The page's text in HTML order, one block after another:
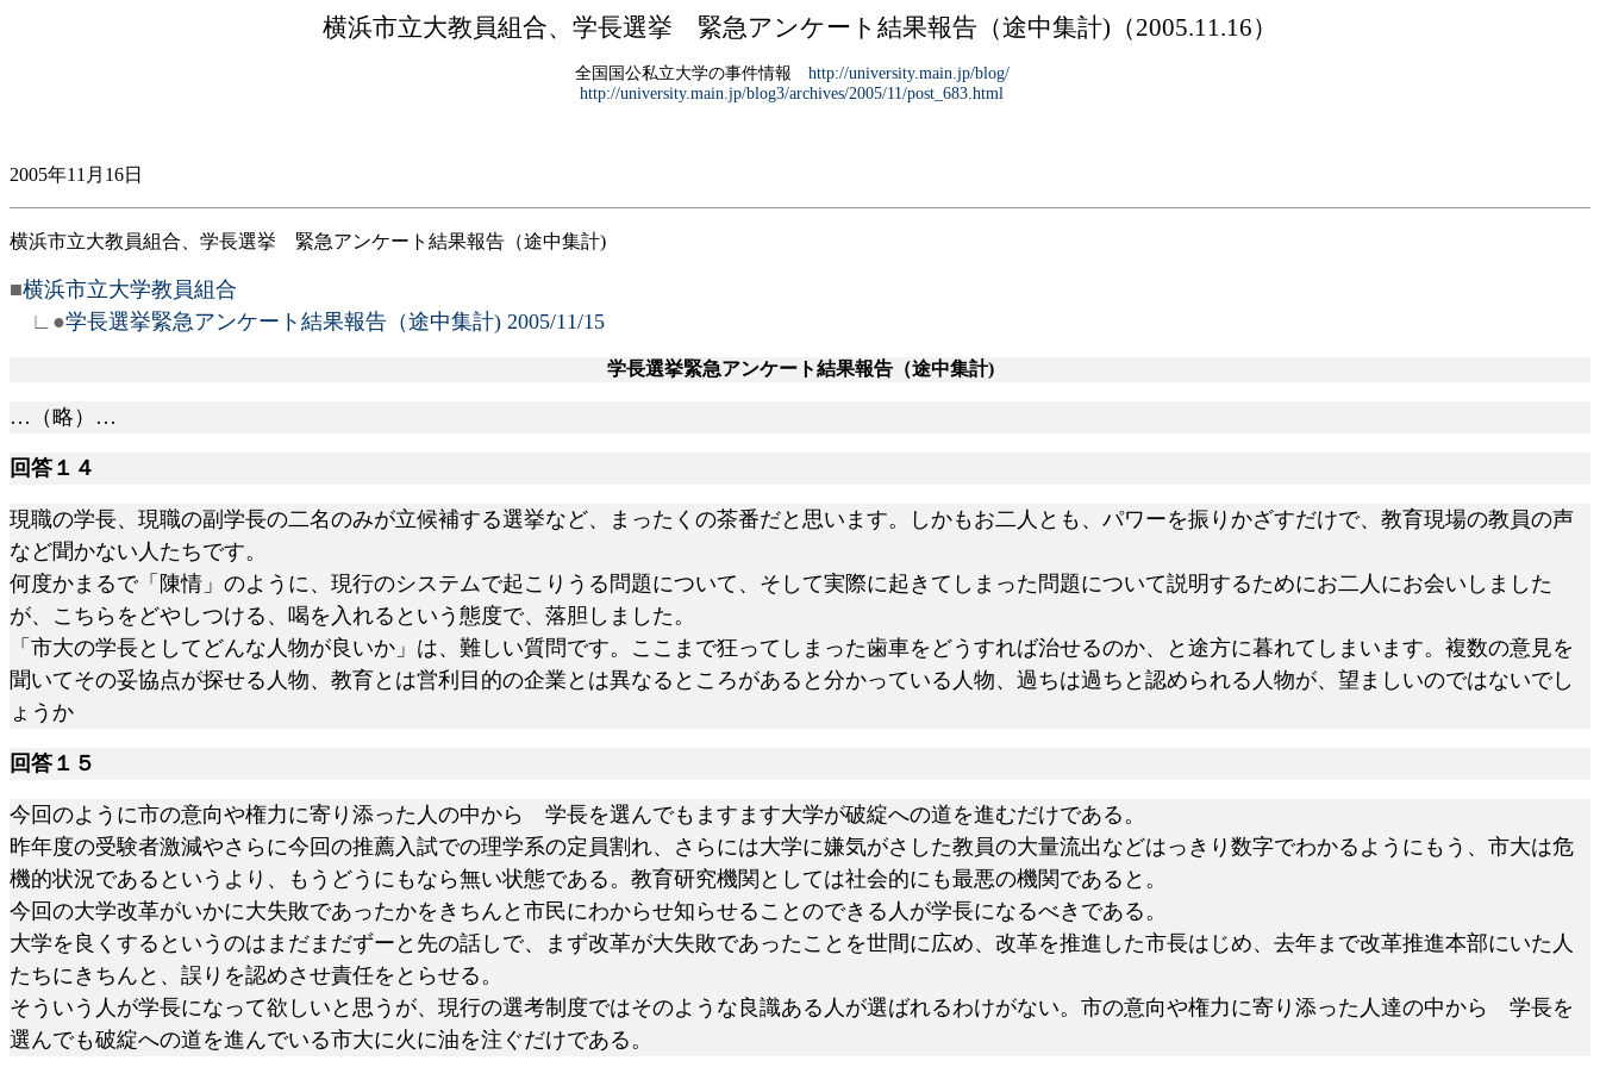
横浜市立大教員組合、学長選挙 緊急アンケート結果報告（途中集計)（2005.11.16）
全国国公私立大学の事件情報 http://university.main.jp/blog/
http://university.main.jp/blog3/archives/2005/11/post_683.html
2005年11月16日
横浜市立大教員組合、学長選挙 緊急アンケート結果報告（途中集計)
■横浜市立大学教員組合
∟●学長選挙緊急アンケート結果報告（途中集計) 2005/11/15
学長選挙緊急アンケート結果報告（途中集計)
…（略）…
回答１４
現職の学長、現職の副学長の二名のみが立候補する選挙など、まったくの茶番だと思います。しかもお二人とも、パワーを振りかざすだけで、教育現場の教員の声
など聞かない人たちです。
何度かまるで「陳情」のように、現行のシステムで起こりうる問題について、そして実際に起きてしまった問題について説明するためにお二人にお会いしました
が、こちらをどやしつける、喝を入れるという態度で、落胆しました。
「市大の学長としてどんな人物が良いか」は、難しい質問です。ここまで狂ってしまった歯車をどうすれば治せるのか、と途方に暮れてしまいます。複数の意見を
聞いてその妥協点が探せる人物、教育とは営利目的の企業とは異なるところがあると分かっている人物、過ちは過ちと認められる人物が、望ましいのではないでし
ょうか
回答１５
今回のように市の意向や権力に寄り添った人の中から 学長を選んでもますます大学が破綻への道を進むだけである。
昨年度の受験者激減やさらに今回の推薦入試での理学系の定員割れ、さらには大学に嫌気がさした教員の大量流出などはっきり数字でわかるようにもう、市大は危
機的状況であるというより、もうどうにもなら無い状態である。教育研究機関としては社会的にも最悪の機関であると。
今回の大学改革がいかに大失敗であったかをきちんと市民にわからせ知らせることのできる人が学長になるべきである。
大学を良くするというのはまだまだずーと先の話しで、まず改革が大失敗であったことを世間に広め、改革を推進した市長はじめ、去年まで改革推進本部にいた人
たちにきちんと、誤りを認めさせ責任をとらせる。
そういう人が学長になって欲しいと思うが、現行の選考制度ではそのような良識ある人が選ばれるわけがない。市の意向や権力に寄り添った人達の中から 学長を
選んでも破綻への道を進んでいる市大に火に油を注ぐだけである。